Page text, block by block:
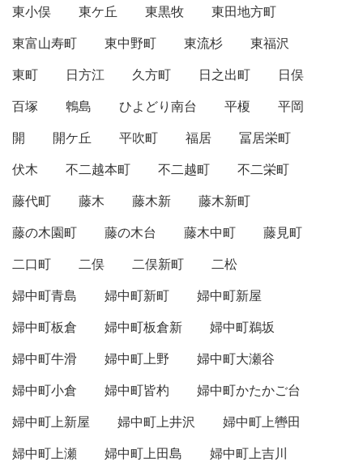
東小俣 東ケ丘 東黒牧
東田地方町
東富山寿町
東中野町 東流杉
東福沢
東町
日方江 久方町 日之出町
日俣
百塚
鵯島 ひよどり南台 平榎
平岡
開
開ケ丘 平吹町 福居
冨居栄町
伏木
不二越本町 不二越町
不二栄町
藤代町
藤木 藤木新
藤木新町
藤の木園町
藤の木台 藤木中町
藤見町
二口町
二俣 二俣新町
二松
婦中町青島
婦中町新町
婦中町新屋
婦中町板倉
婦中町板倉新
婦中町鵜坂
婦中町牛滑
婦中町上野
婦中町大瀬谷
婦中町小倉
婦中町皆杓
婦中町かたかご台
婦中町上新屋
婦中町上井沢
婦中町上轡田
婦中町上瀬
婦中町上田島
婦中町上吉川